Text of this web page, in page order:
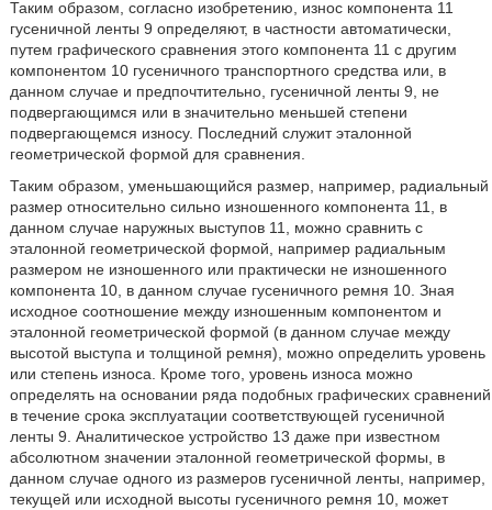
Таким образом, согласно изобретению, износ компонента 11
гусеничной ленты 9 определяют, в частности автоматически,
путем графического сравнения этого компонента 11 с другим
компонентом 10 гусеничного транспортного средства или, в
данном случае и предпочтительно, гусеничной ленты 9, не
подвергающимся или в значительно меньшей степени
подвергающемся износу. Последний служит эталонной
геометрической формой для сравнения.
Таким образом, уменьшающийся размер, например, радиальный
размер относительно сильно изношенного компонента 11, в
данном случае наружных выступов 11, можно сравнить с
эталонной геометрической формой, например радиальным
размером не изношенного или практически не изношенного
компонента 10, в данном случае гусеничного ремня 10. Зная
исходное соотношение между изношенным компонентом и
эталонной геометрической формой (в данном случае между
высотой выступа и толщиной ремня), можно определить уровень
или степень износа. Кроме того, уровень износа можно
определять на основании ряда подобных графических сравнений
в течение срока эксплуатации соответствующей гусеничной
ленты 9. Аналитическое устройство 13 даже при известном
абсолютном значении эталонной геометрической формы, в
данном случае одного из размеров гусеничной ленты, например,
текущей или исходной высоты гусеничного ремня 10, может